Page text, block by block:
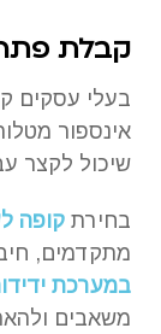
קבלת
בעלי עסקים
אינספור
שיכול לקצר
בחירת קופה
מתקדמים,
במערכת
משאבים